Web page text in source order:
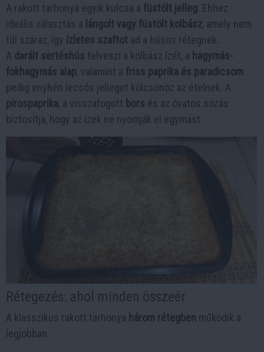
A rakott tarhonya egyik kulcsa a füstölt jelleg . Ehhez
ideális választás a lángolt vagy füstölt kolbász, amely nem
túl száraz, így ízletes szaftot ad a húsos rétegnek.
A darált sertéshús felveszi a kolbász ízét, a hagymás-
fokhagymás alap, valamint a friss paprika és paradicsom
pedig enyhén lecsós jelleget kölcsönöz az ételnek. A
pirospaprika, a visszafogott bors és az óvatos sózás
biztosítja, hogy az ízek ne nyomják el egymást.
Rétegezés: ahol minden összeér
A klasszikus rakott tarhonya három rétegben működik a
legjobban: